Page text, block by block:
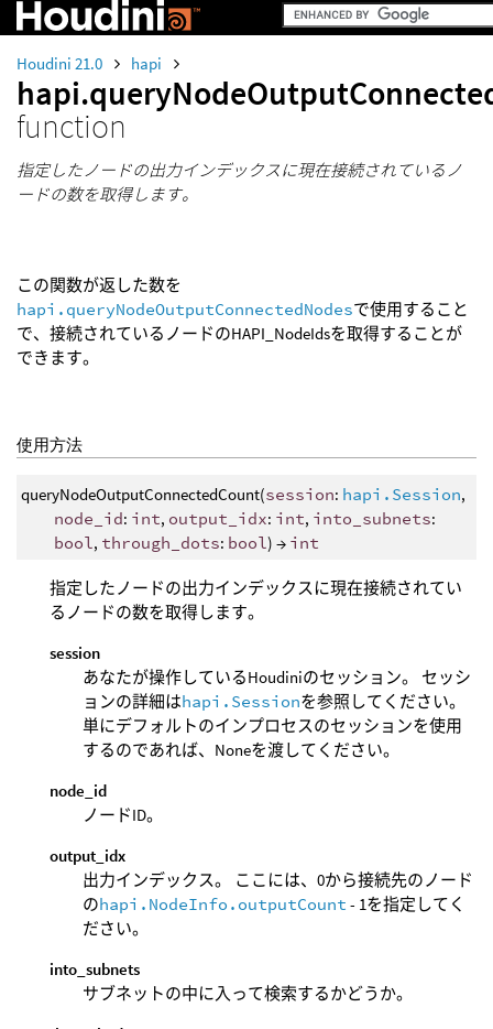
Houdini 21.0 hapi
function
指定したノードの出力インデックスに現在接続されているノ
ードの数を取得します。
この関数が返した数を
hapi.queryNodeOutputConnectedNodesで使用すること
で、接続されているノードのHAPI_NodeIdsを取得することが
できます。
使用方法
queryNodeOutputConnectedCount(session: hapi.Session,
node_id: int, output_idx: int, into_subnets:
bool, through_dots: bool) → int
指定したノードの出力インデックスに現在接続されてい
るノードの数を取得します。
session
あなたが操作しているHoudiniのセッション。 セッシ
ョンの詳細はhapi.Sessionを参照してください。
単にデフォルトのインプロセスのセッションを使用
するのであれば、Noneを渡してください。
node_id
ノードID。
output_idx
出力インデックス。 ここには、0から接続先のノード
のhapi.NodeInfo.outputCount - 1を指定してく
ださい。
into_subnets
サブネットの中に入って検索するかどうか。